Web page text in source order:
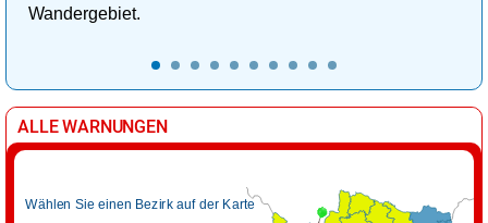
Wandergebiet.
ALLE WARNUNGEN
Wählen Sie einen Bezirk auf der Karte